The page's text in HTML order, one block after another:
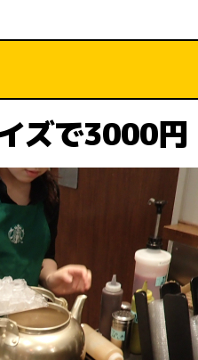
ズで3000円